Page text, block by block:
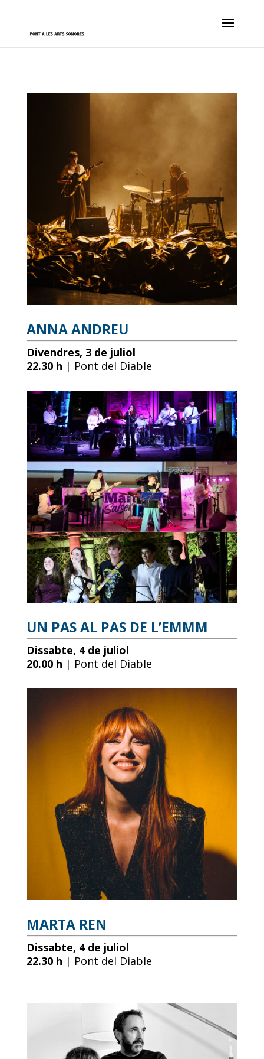
ANNA ANDREU
Divendres, 3 de juliol
22.30 h | Pont del Diable
UN PAS AL PAS DE L’EMMM
Dissabte, 4 de juliol
20.00 h | Pont del Diable
MARTA REN
Dissabte, 4 de juliol
22.30 h | Pont del Diable